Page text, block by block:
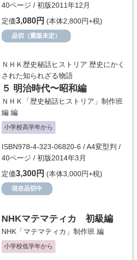
40ページ / 初版2011年12月
定価3,080円 (本体2,800円+税)
品切（重版未定）
ＮＨＫ歴史秘話ヒストリア 歴史にかく
された知られざる物語
５ 明治時代〜昭和編
ＮＨＫ「歴史秘話ヒストリア」制作班
編 編
小学校高学年から
ISBN978-4-323-06820-6 / A4変型判 /
40ページ / 初版2014年3月
定価3,300円 (本体3,000円+税)
現在品切中
NHKマテマティカ 初級編
NHK「マテマティカ」制作班 編
小学校低学年から